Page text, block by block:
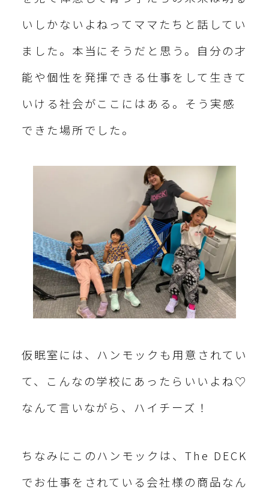
いしかないよねってママたちと話してい
ました。本当にそうだと思う。自分の才
能や個性を発揮できる仕事をして生きて
いける社会がここにはある。そう実感
できた場所でした。
仮眠室には、ハンモックも用意されてい
て、こんなの学校にあったらいいよね♡
なんて言いながら、ハイチーズ！
ちなみにこのハンモックは、The DECK
でお仕事をされている会社様の商品なん